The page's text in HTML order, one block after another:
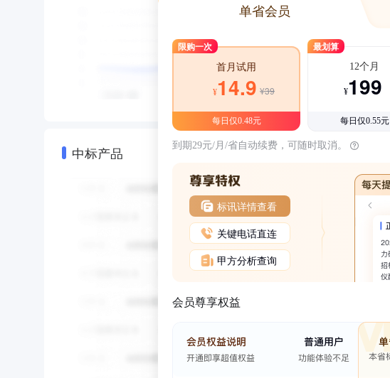
中标产品
单省会员
限购一次
首月试用
¥14.9 ¥39
每日仅0.48元
最划算
12个月
¥199
每日仅0.55元
到期29元/月/省自动续费，可随时取消。
标讯详情查看
关键电话直连
甲方分析查询
会员尊享权益